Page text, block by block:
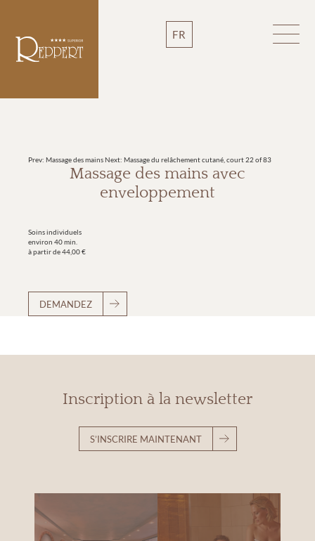
FR
Prev: Massage des mainsNext: Massage du relâchement cutané, court22 of 83
Massage des mains avec
enveloppement
Soins individuels
environ 40 min.
à partir de 44,00 €
DEMANDEZ
Inscription à la newsletter
S’INSCRIRE MAINTENANT